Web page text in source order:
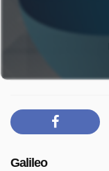
Galileo